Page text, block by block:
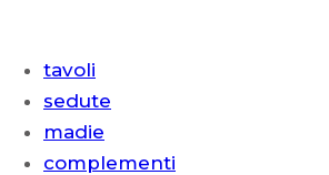
tavoli
sedute
madie
complementi